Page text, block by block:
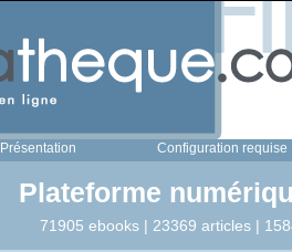
Présentation Configuration requise
Plateforme
71905 ebooks | 23369 articles |